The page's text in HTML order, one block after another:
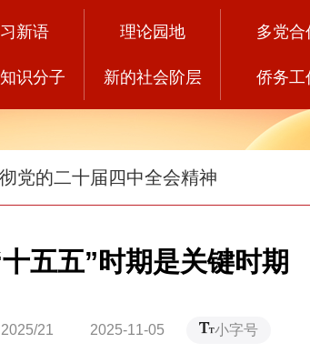
新语
识分子
理论园地
新的社会阶层
多党合
侨务工
党的二十届四中全会精神
五五”时期是关键时期
2025/21 2025-11-05 小字号